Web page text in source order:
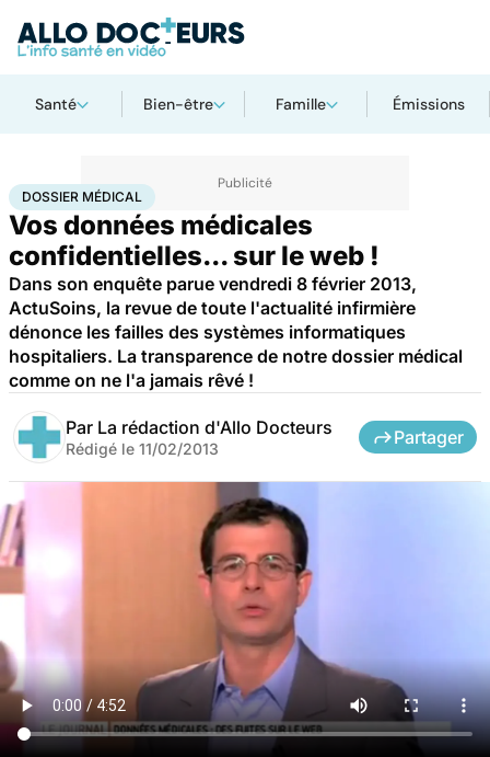
Santé Bien-être Famille Émissions
AccueilSantéDossier médical
DOSSIER MÉDICAL
Vos données médicales
confidentielles... sur le web !
Dans son enquête parue vendredi 8 février 2013,
ActuSoins, la revue de toute l'actualité infirmière
dénonce les failles des systèmes informatiques
hospitaliers. La transparence de notre dossier médical
comme on ne l'a jamais rêvé !
Par La rédaction d'Allo Docteurs
Rédigé le 11/02/2013
Partager